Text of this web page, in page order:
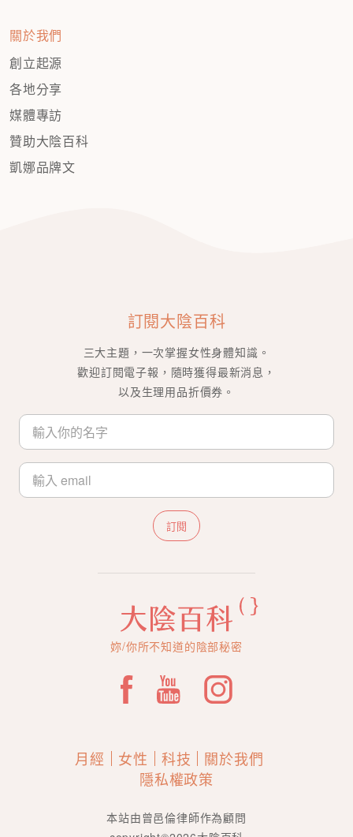
關於我們
創立起源
各地分享
媒體專訪
贊助大陰百科
凱娜品牌文
訂閱大陰百科
三大主題，一次掌握女性身體知識。
歡迎訂閱電子報，隨時獲得最新消息，
以及生理用品折價券。
訂閱
妳/你所不知道的陰部秘密
月經 女性 科技
關於我們
隱私權政策
本站由曾邑倫律師作為顧問